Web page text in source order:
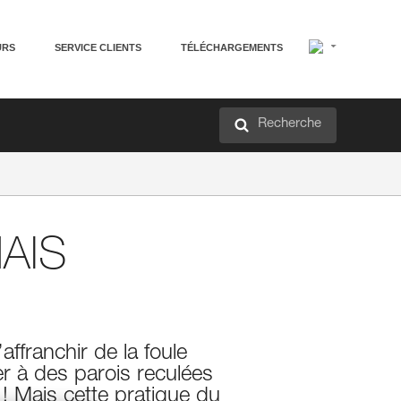
SERVICE CLIENTS TÉLÉCHARGEMENTS
Recherche
de la foule
à des parois reculées